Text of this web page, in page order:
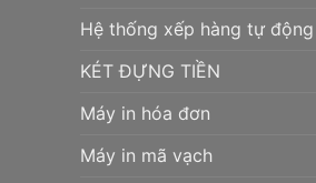
Hệ thống xếp hàng tự động
KÉT ĐỰNG TIỀN
Máy in hóa đơn
Máy in mã vạch